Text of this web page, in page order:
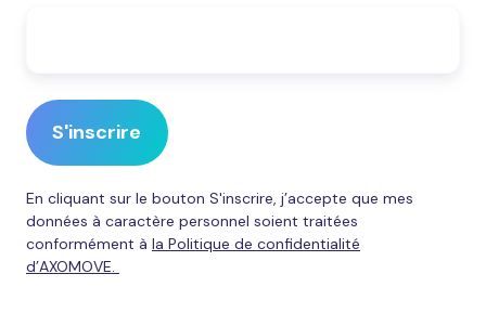
En cliquant sur le bouton S'inscrire, j’accepte que mes
données à caractère personnel soient traitées
conformément à la Politique de confidentialité
d’AXOMOVE.